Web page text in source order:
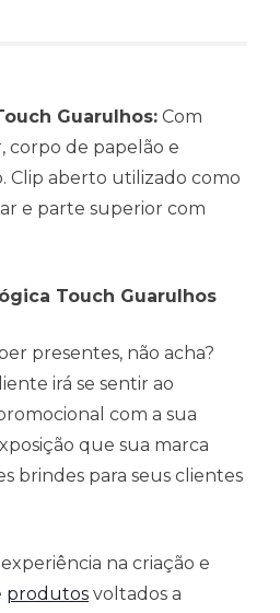
Guarulhos: Com
corpo de papelão e
Clip aberto utilizado como
e parte superior com
Touch Guarulhos
presentes, não acha?
irá se sentir ao
com a sua
que sua marca
brindes para seus clientes
na criação e
produtos voltados a